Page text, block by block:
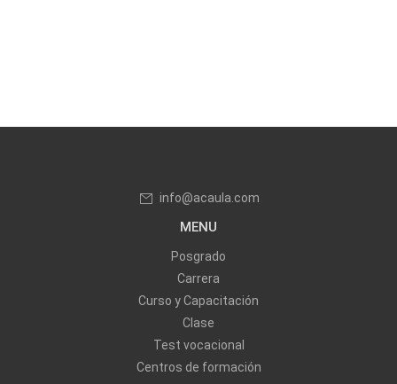
info@acaula.com
MENU
Posgrado
Carrera
Curso y Capacitación
Clase
Test vocacional
Centros de formación